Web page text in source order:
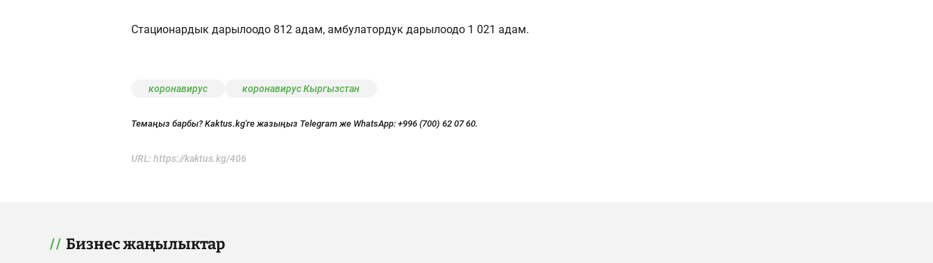
Стационардык дарылоодо 812 адам, амбулатордук дарылоодо 1 021 адам.
коронавирус коронавирус Кыргызстан
Темаңыз барбы? Kaktus.kg'ге жазыңыз Telegram же WhatsApp: +996 (700) 62 07 60.
URL: https://kaktus.kg/406
Бизнес жаңылыктар